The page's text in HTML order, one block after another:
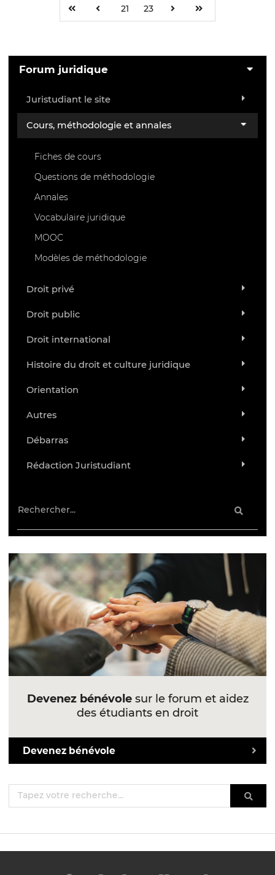
21 23
Forum juridique
Juristudiant le site
Cours, méthodologie et annales
Fiches de cours
Questions de méthodologie
Annales
Vocabulaire juridique
MOOC
Modèles de méthodologie
Droit privé
Droit public
Droit international
Histoire du droit et culture juridique
Orientation
Autres
Débarras
Rédaction Juristudiant
Devenez bénévolesur le forum et aidez
des étudiants en droit
Devenez bénévole